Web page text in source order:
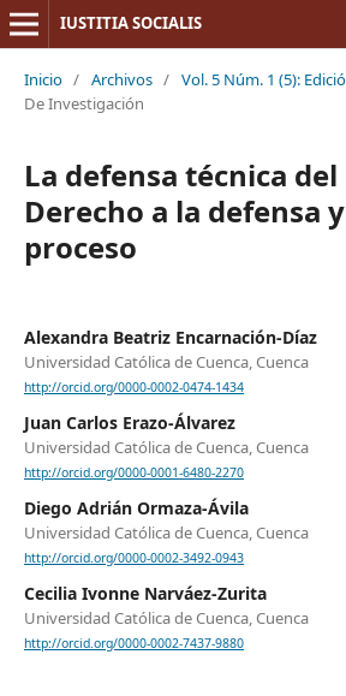
IUSTITIA SOCIALIS
Inicio / Archivos / Vol. 5 Núm. 1 (5):
De Investigación
La defensa técnica
Derecho a la defensa
proceso
Alexandra Beatriz Encarnación-Díaz
Universidad Católica de Cuenca, Cuenca
http://orcid.org/0000-0002-0474-1434
Juan Carlos Erazo-Álvarez
Universidad Católica de Cuenca, Cuenca
http://orcid.org/0000-0001-6480-2270
Diego Adrián Ormaza-Ávila
Universidad Católica de Cuenca, Cuenca
http://orcid.org/0000-0002-3492-0943
Cecilia Ivonne Narváez-Zurita
Universidad Católica de Cuenca, Cuenca
http://orcid.org/0000-0002-7437-9880